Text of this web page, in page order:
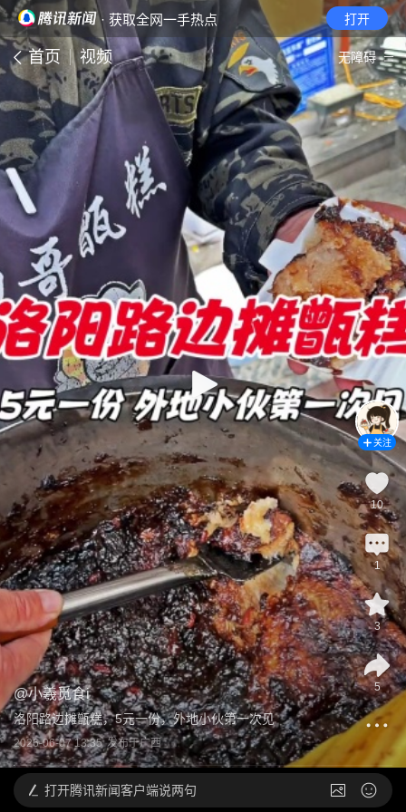
· 获取全网一手热点 打开
首页 视频 无障碍
@小羲觅食i
洛阳路边摊甑糕，5元一份，外地小伙第一次见
2026-06-07 13:35 发布于广西
关注
10
1
3
5
打开腾讯新闻客户端说两句